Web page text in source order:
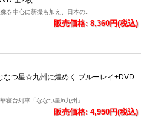
を中心に新撮も加え、日本の..
販売価格: 8,360円(税込)
なつ星☆九州に煌めく ブルーレイ+DVD
寝台列車「ななつ星in九州」..
販売価格: 4,950円(税込)